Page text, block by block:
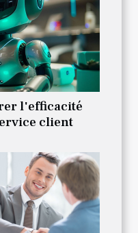
l'efficacité
client